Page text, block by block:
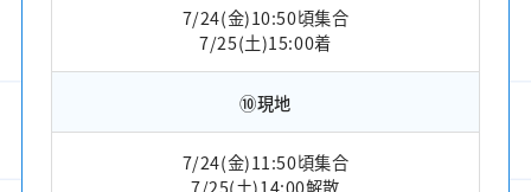
7/24(金)10:50頃集合
7/25(土)15:00着
⑩現地
7/24(金)11:50頃集合